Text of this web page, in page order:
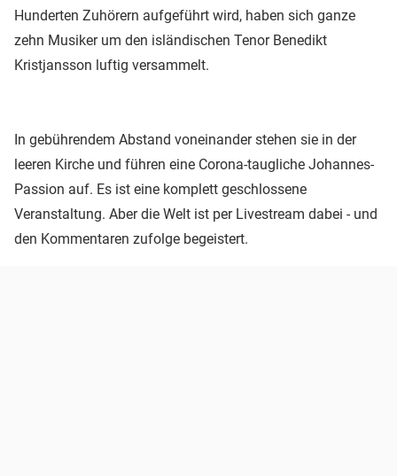
Hunderten Zuhörern aufgeführt wird, haben sich ganze
zehn Musiker um den isländischen Tenor Benedikt
Kristjansson luftig versammelt.
In gebührendem Abstand voneinander stehen sie in der
leeren Kirche und führen eine Corona-taugliche Johannes-
Passion auf. Es ist eine komplett geschlossene
Veranstaltung. Aber die Welt ist per Livestream dabei - und
den Kommentaren zufolge begeistert.